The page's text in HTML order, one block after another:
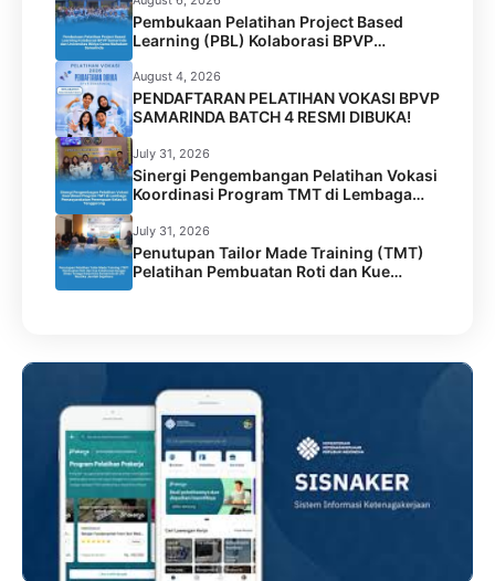
Pembukaan Pelatihan Project Based
Learning (PBL) Kolaborasi BPVP
Samarinda dan Universitas Widya Gama
Mahakam Samarinda
August 4, 2026
PENDAFTARAN PELATIHAN VOKASI BPVP
SAMARINDA BATCH 4 RESMI DIBUKA!
July 31, 2026
Sinergi Pengembangan Pelatihan Vokasi
Koordinasi Program TMT di Lembaga
Permasyarakatan Perempuan Kelas IIA
Tenggarong
July 31, 2026
Penutupan Tailor Made Training (TMT)
Pelatihan Pembuatan Roti dan Kue
Kolaborasi BPVP Samarinda dengan